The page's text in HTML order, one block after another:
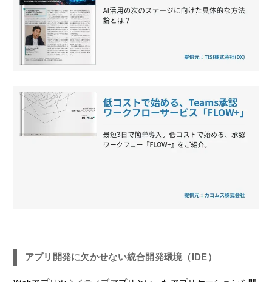
アプリ開発に欠かせない統合開発環境（IDE）